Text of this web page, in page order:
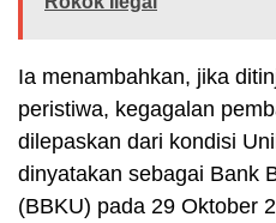
Ia menambahkan, jika
peristiwa, kegagalan
dilepaskan dari kondisi
dinyatakan sebagai Bank
(BBKU) pada 29 Oktober